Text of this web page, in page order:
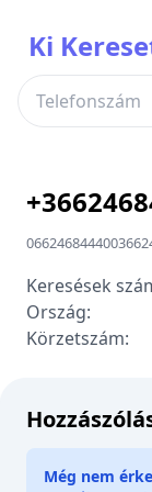
Ki
+
066246844400
Keresések
Ország:
Körzetszám:
Még nem